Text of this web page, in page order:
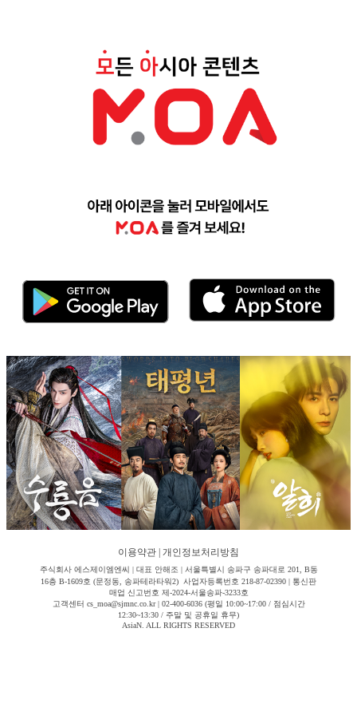
이용약관 개인정보처리방침
주식회사 에스제이엠엔씨 | 대표 안해조 | 서울특별시 송파구 송파대로 201, B동
16층 B-1609호 (문정동, 송파테라타워2) 사업자등록번호 218-87-02390 | 통신판
매업 신고번호 제-2024-서울송파-3233호
고객센터 cs_moa@sjmnc.co.kr | 02-400-6036 (평일 10:00~17:00 / 점심시간
12:30~13:30 / 주말 및 공휴일 휴무)
AsiaN. ALL RIGHTS RESERVED